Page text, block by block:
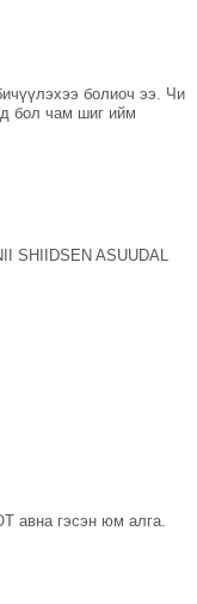
болиоч ээ. Чи
бол чам шиг ийм
SHIIDSEN ASUUDAL
авна гэсэн юм алга.